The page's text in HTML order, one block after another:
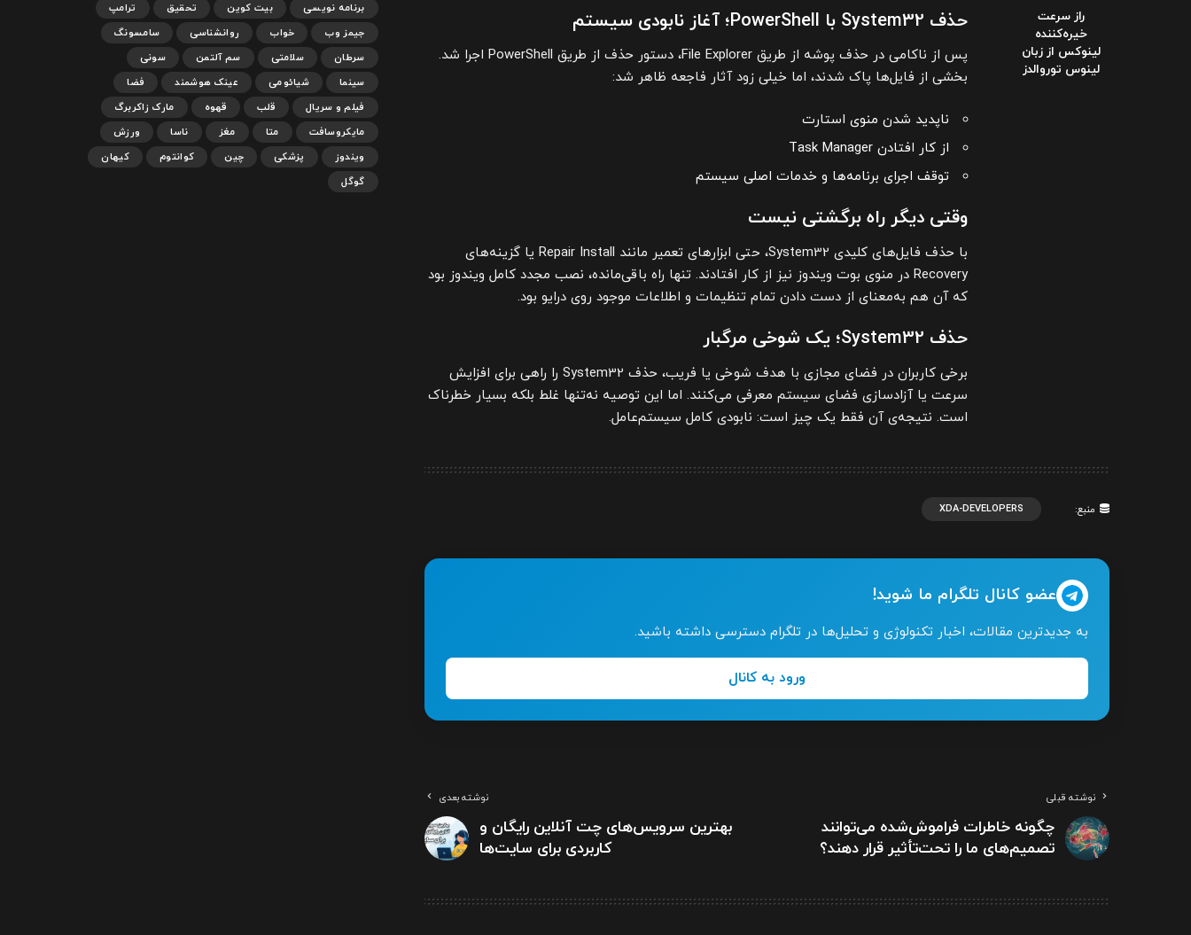
راز سرعت
خیره‌کننده
لینوکس از زبان
لینوس توروالدز
حذف System32 با PowerShell؛ آغاز نابودی سیستم
پس از ناکامی در حذف پوشه از طریق File Explorer، دستور حذف از طریق PowerShell اجرا شد.
بخشی از فایل‌ها پاک شدند، اما خیلی زود آثار فاجعه ظاهر شد:
ناپدید شدن منوی استارت
از کار افتادن Task Manager
توقف اجرای برنامه‌ها و خدمات اصلی سیستم
وقتی دیگر راه برگشتی نیست
با حذف فایل‌های کلیدی System32، حتی ابزارهای تعمیر مانند Repair Install یا گزینه‌های
Recovery در منوی بوت ویندوز نیز از کار افتادند. تنها راه باقی‌مانده، نصب مجدد کامل ویندوز بود
که آن هم به‌معنای از دست دادن تمام تنظیمات و اطلاعات موجود روی درایو بود.
حذف System32؛ یک شوخی مرگبار
برخی کاربران در فضای مجازی با هدف شوخی یا فریب، حذف System32 را راهی برای افزایش
سرعت یا آزادسازی فضای سیستم معرفی می‌کنند. اما این توصیه نه‌تنها غلط بلکه بسیار خطرناک
است. نتیجه‌ی آن فقط یک چیز است: نابودی کامل سیستم‌عامل.
منبع: XDA-DEVELOPERS
عضو کانال تلگرام ما شوید!
به جدیدترین مقالات، اخبار تکنولوژی و تحلیل‌ها در تلگرام دسترسی داشته باشید.
ورود به کانال
نوشته قبلی
چگونه خاطرات فراموش‌شده می‌توانند
تصمیم‌های ما را تحت‌تأثیر قرار دهند؟
نوشته بعدی
بهترین سرویس‌های چت آنلاین رایگان و
کاربردی برای سایت‌ها
برنامه نویسی
بیت کوین تحقیق
ترامپ
جیمز وب
خواب روانشناسی
سامسونگ
سرطان
سلامتی سم آلتمن
سونی
سینما
شیائومی عینک هوشمند
فضا
فیلم و سریال
قلب قهوه
مارک زاکربرگ
مایکروسافت
متا مغز ناسا
ورزش
ویندوز
پزشکی چین کوانتوم
کیهان
گوگل